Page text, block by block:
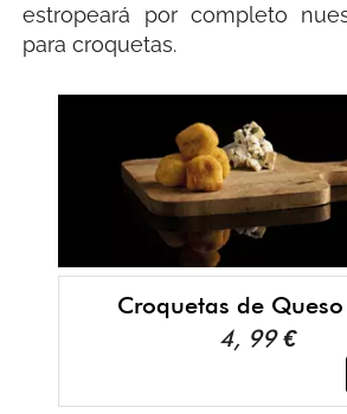
estropeará por completo
para croquetas.
Croquetas de
4, 99 €